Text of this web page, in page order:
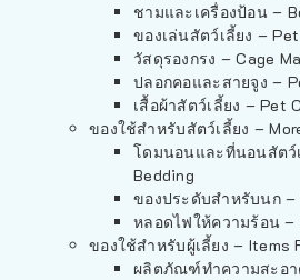
ชามและเครื่องป้อน –
ของเล่นสัตว์เลี้ยง –
วัสดุรองกรง – Cage
ปลอกคอและสายจูง –
เสื้อผ้าสัตว์เลี้ยง – Pet
ของใช้สำหรับสัตว์เลี้ยง –
โดมนอนและที่นอนสัตว์
Bedding
ของประดับสำหรับนก
หลอดไฟให้ความร้อน –
ของใช้สำหรับผู้เลี้ยง – Items
ผลิตภัณฑ์ทำความสะอา